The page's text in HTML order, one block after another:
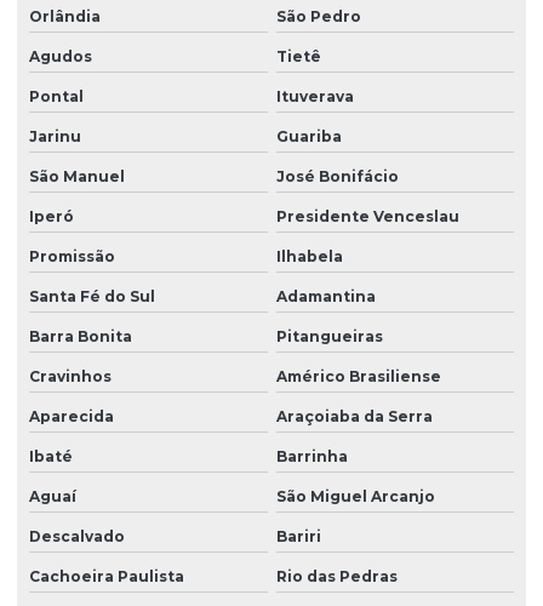
Limpeza de vidros preço
Limpeza de vidros em prédios
Limpeza de vidros profissional
Manutenção elétrica predial
Manutenção predial facilities
Melhores empresas de portaria virtual
Orçamento de limpeza de fachada
Portaria de condomínio automatizada
Portaria eletrônica
Portaria eletrônica condomínio
Portaria remota
Portaria remota condomínio
Orlândia São Pedro
Agudos Tietê
Pontal Ituverava
Jarinu Guariba
São Manuel José Bonifácio
Iperó Presidente Venceslau
Promissão Ilhabela
Santa Fé do Sul Adamantina
Barra Bonita Pitangueiras
Cravinhos Américo Brasiliense
Aparecida Araçoiaba da Serra
Ibaté Barrinha
Aguaí São Miguel Arcanjo
Descalvado Bariri
Cachoeira Paulista Rio das Pedras